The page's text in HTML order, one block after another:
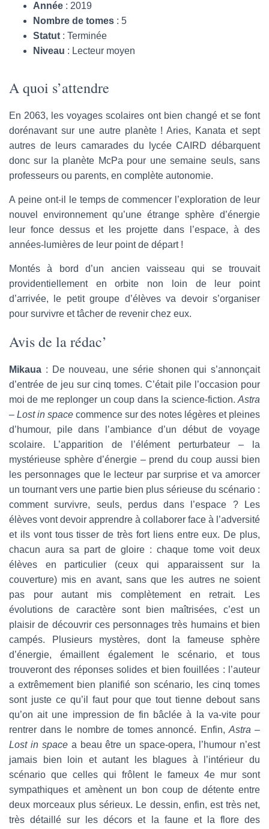
Année : 2019
Nombre de tomes : 5
Statut : Terminée
Niveau : Lecteur moyen
A quoi s’attendre
En 2063, les voyages scolaires ont bien changé et se font
dorénavant sur une autre planète ! Aries, Kanata et sept
autres de leurs camarades du lycée CAIRD débarquent
donc sur la planète McPa pour une semaine seuls, sans
professeurs ou parents, en complète autonomie.
A peine ont-il le temps de commencer l’exploration de leur
nouvel environnement qu’une étrange sphère d’énergie
leur fonce dessus et les projette dans l’espace, à des
années-lumières de leur point de départ !
Montés à bord d’un ancien vaisseau qui se trouvait
providentiellement en orbite non loin de leur point
d’arrivée, le petit groupe d’élèves va devoir s’organiser
pour survivre et tâcher de revenir chez eux.
Avis de la rédac’
Mikaua : De nouveau, une série shonen qui s’annonçait
d’entrée de jeu sur cinq tomes. C’était pile l’occasion pour
moi de me replonger un coup dans la science-fiction. Astra
– Lost in space commence sur des notes légères et pleines
d’humour, pile dans l’ambiance d’un début de voyage
scolaire. L’apparition de l’élément perturbateur – la
mystérieuse sphère d’énergie – prend du coup aussi bien
les personnages que le lecteur par surprise et va amorcer
un tournant vers une partie bien plus sérieuse du scénario :
comment survivre, seuls, perdus dans l’espace ? Les
élèves vont devoir apprendre à collaborer face à l’adversité
et ils vont tous tisser de très fort liens entre eux. De plus,
chacun aura sa part de gloire : chaque tome voit deux
élèves en particulier (ceux qui apparaissent sur la
couverture) mis en avant, sans que les autres ne soient
pas pour autant mis complètement en retrait. Les
évolutions de caractère sont bien maîtrisées, c’est un
plaisir de découvrir ces personnages très humains et bien
campés. Plusieurs mystères, dont la fameuse sphère
d’énergie, émaillent également le scénario, et tous
trouveront des réponses solides et bien fouillées : l’auteur
a extrêmement bien planifié son scénario, les cinq tomes
sont juste ce qu’il faut pour que tout tienne debout sans
qu’on ait une impression de fin bâclée à la va-vite pour
rentrer dans le nombre de tomes annoncé. Enfin, Astra –
Lost in spacea beau être un space-opera, l’humour n’est
jamais bien loin et autant les blagues à l’intérieur du
scénario que celles qui frôlent le fameux 4e mur sont
sympathiques et amènent un bon coup de détente entre
deux morceaux plus sérieux. Le dessin, enfin, est très net,
très détaillé sur les décors et la faune et la flore des